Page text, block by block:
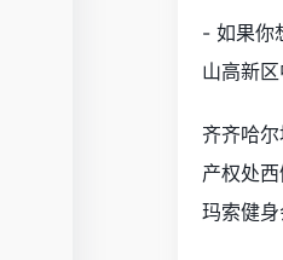
- 如果你
山高新
齐齐哈
产权处
玛索健身